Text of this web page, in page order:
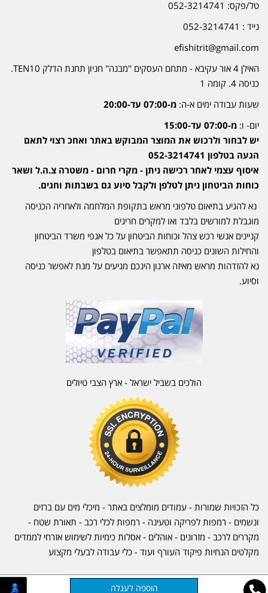
טל/פקס: 052-3214741
נייד : 052-3214741
efishitrit@gmail.com
האילן 4 אור עקיבא - מתחם העסקים ''מבנה'' חניון תחנת הדלק TEN10.
כניסה 4. קומה 1
שעות עבודה ימים א-ה: מ-07:00 עד-20:00
יום- ו: מ-07:00 עד-15:00
יש לבחור ולרכוש את המוצר המבוקש באתר ואחכ רצוי לתאם
הגעה בטלפון 052-3214741
איסוף עצמי לאחר רכישה ניתן - מקרי חרום - משטרה צ.ה.ל ושאר
כוחות הביטחון ניתן לטלפן ולקבל סיוע גם בשבתות וחגים.
נא להגיע בתיאום טלפוני מראש בתקופת המלחמה ולאחריה הכניסה
מוגבלת למורשים בלבד ואו למקרים חריגים
קניינים אנשי רכש צהל וכוחות הביטחון על כל אגפי משרד הביטחון
והחילות השונים כניסה תתאפשר בתיאום בטלפון
נא להזדהות מראש מאיזה ארגון הינכם מגיעים על מנת לאפשר כניסה
וסיוע.
הולכים בשביל ישראל - ארץ הצבי טיולים
כל הזכויות שמורות - עמודים מומלצים באתר - מיכלי מים עם ברזים
ונשמים - רמפות לפריקה וטעינה - רמפות לכלי רכב - תאורת שטח -
מקררים לרכב - מזרונים - אוהלים - אסלות כימיות לשימוש אזרחי לממדים
מקלטים הנחיות פיקוד העורף ועוד - כלי עבודה לבעלי מקצוע